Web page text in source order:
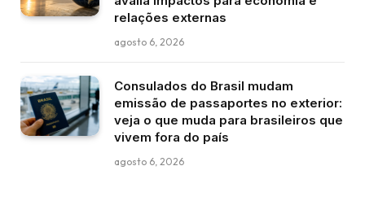
relações externas
agosto 6, 2026
Consulados do Brasil mudam
emissão de passaportes no exterior:
veja o que muda para brasileiros que
vivem fora do país
agosto 6, 2026